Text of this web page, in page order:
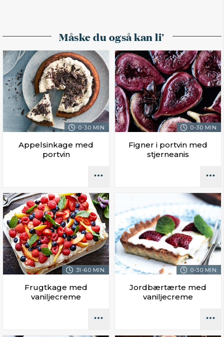
Måske du også kan li'
0-30 MIN.
Appelsinkage med
portvin
0-30 MIN.
Figner i portvin med
stjerneanis
31-60 MIN.
Frugtkage med
vaniljecreme
0-30 MIN.
Jordbærtærte med
vaniljecreme